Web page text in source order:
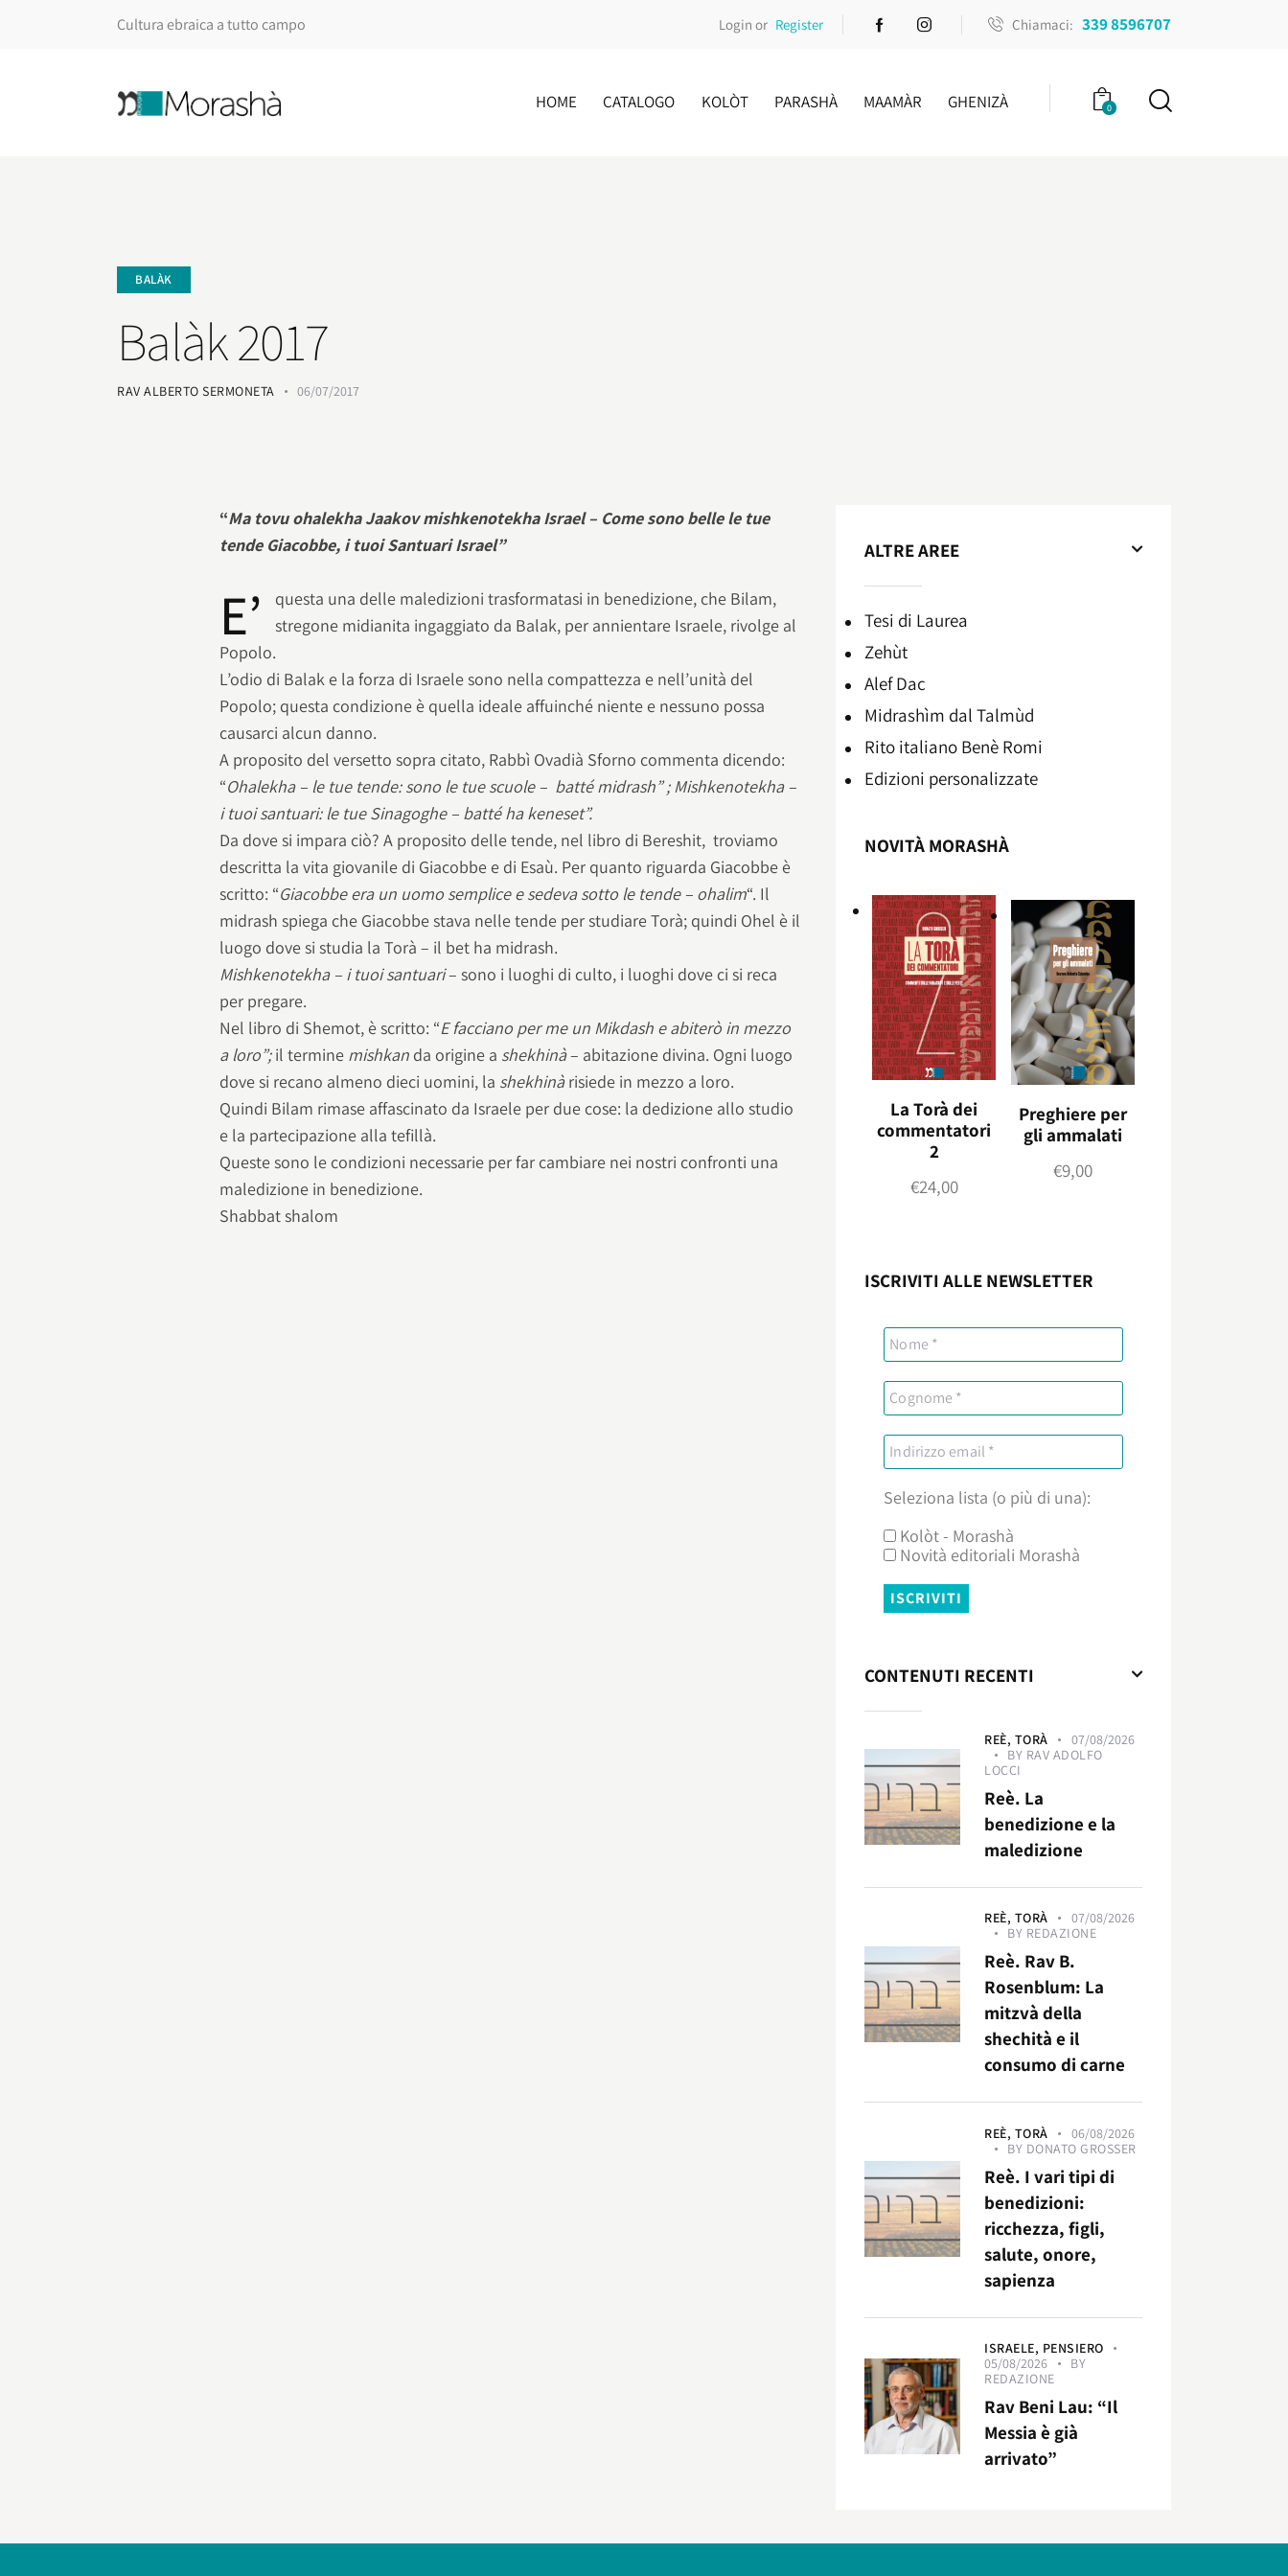
Cultura ebraica a tutto campo Login or Register Chiamaci: 339 8596707
HOME CATALOGO KOLÒT PARASHÀ MAAMÀR GHENIZÀ 0
BALÀK
Balàk 2017
RAV ALBERTO SERMONETA 06/07/2017
“Ma tovu ohalekha Jaakov mishkenotekha Israel – Come sono belle le tue
tende Giacobbe, i tuoi Santuari Israel”
E’
questa una delle maledizioni trasformatasi in benedizione, che Bilam,
stregone midianita ingaggiato da Balak, per annientare Israele, rivolge al
Popolo.
L’odio di Balak e la forza di Israele sono nella compattezza e nell’unità del
Popolo; questa condizione è quella ideale affuinché niente e nessuno possa
causarci alcun danno.
A proposito del versetto sopra citato, Rabbì Ovadià Sforno commenta dicendo:
“Ohalekha – le tue tende: sono le tue scuole – batté midrash” ; Mishkenotekha –
i tuoi santuari: le tue Sinagoghe – batté ha keneset”.
Da dove si impara ciò? A proposito delle tende, nel libro di Bereshit, troviamo
descritta la vita giovanile di Giacobbe e di Esaù. Per quanto riguarda Giacobbe è
scritto: “Giacobbe era un uomo semplice e sedeva sotto le tende – ohalim“. Il
midrash spiega che Giacobbe stava nelle tende per studiare Torà; quindi Ohel è il
luogo dove si studia la Torà – il bet ha midrash.
Mishkenotekha – i tuoi santuari– sono i luoghi di culto, i luoghi dove ci si reca
per pregare.
Nel libro di Shemot, è scritto: “E facciano per me un Mikdash e abiterò in mezzo
a loro”;il termine mishkan da origine a shekhinà– abitazione divina. Ogni luogo
dove si recano almeno dieci uomini, la shekhinàrisiede in mezzo a loro.
Quindi Bilam rimase affascinato da Israele per due cose: la dedizione allo studio
e la partecipazione alla tefillà.
Queste sono le condizioni necessarie per far cambiare nei nostri confronti una
maledizione in benedizione.
Shabbat shalom
ALTRE AREE
Tesi di Laurea
Zehùt
Alef Dac
Midrashìm dal Talmùd
Rito italiano Benè Romi​
Edizioni personalizzate
NOVITÀ MORASHÀ
La Torà dei
commentatori
2
€24,00
Preghiere per
gli ammalati
€9,00
ISCRIVITI ALLE NEWSLETTER
Seleziona lista (o più di una):
Kolòt - Morashà
Novità editoriali Morashà
CONTENUTI RECENTI
REÈ, TORÀ
07/08/2026
BY RAV ADOLFO
LOCCI
Reè. La
benedizione e la
maledizione
REÈ, TORÀ
07/08/2026
BY REDAZIONE
Reè. Rav B.
Rosenblum: La
mitzvà della
shechità e il
consumo di carne
REÈ, TORÀ
06/08/2026
BY DONATO GROSSER
Reè. I vari tipi di
benedizioni:
ricchezza, figli,
salute, onore,
sapienza
ISRAELE, PENSIERO
05/08/2026
BY
REDAZIONE
Rav Beni Lau: “Il
Messia è già
arrivato”